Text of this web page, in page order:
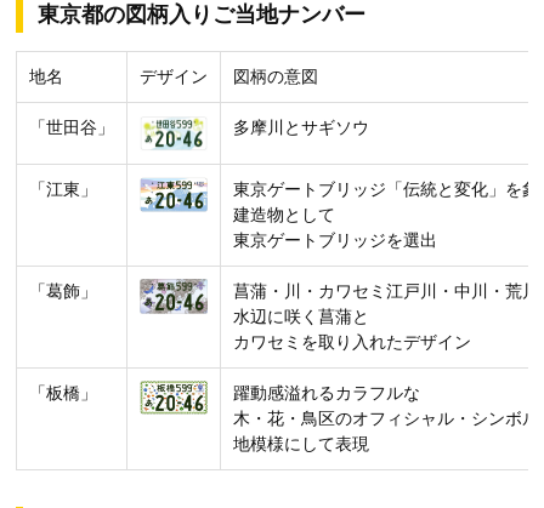
東京都の図柄入りご当地ナンバー
地名 デザイン 図柄の意図
「世田谷」 多摩川とサギソウ
「江東」
東京ゲートブリッジ「伝統と変化」を象
建造物として
東京ゲートブリッジを選出
「葛飾」
菖蒲・川・カワセミ江戸川・中川・荒川
水辺に咲く菖蒲と
カワセミを取り入れたデザイン
「板橋」
躍動感溢れるカラフルな
木・花・鳥区のオフィシャル・シンボル
地模様にして表現